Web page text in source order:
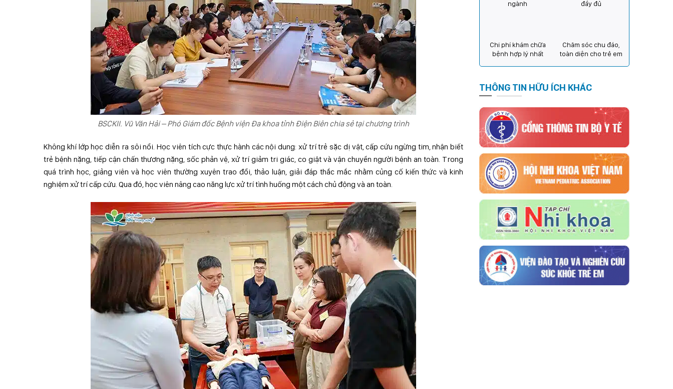
BSCKII. Vũ Văn Hải – Phó Giám đốc Bệnh viện Đa khoa tỉnh Điện Biên chia sẻ tại chương trình
Không khí lớp học diễn ra sôi nổi. Học viên tích cực thực hành các nội dung: xử trí trẻ sặc dị vật, cấp cứu ngừng tim, nhận biết
trẻ bệnh nặng, tiếp cận chấn thương nặng, sốc phản vệ, xử trí giảm tri giác, co giật và vận chuyển người bệnh an toàn. Trong
quá trình học, giảng viên và học viên thường xuyên trao đổi, thảo luận, giải đáp thắc mắc nhằm củng cố kiến thức và kinh
nghiệm xử trí cấp cứu. Qua đó, học viên nâng cao năng lực xử trí tình huống một cách chủ động và an toàn.
ngành
đầy đủ
Chi phí khám chữa
bệnh hợp lý nhất
Chăm sóc chu đáo,
toàn diện cho trẻ em
THÔNG TIN HỮU ÍCH KHÁC